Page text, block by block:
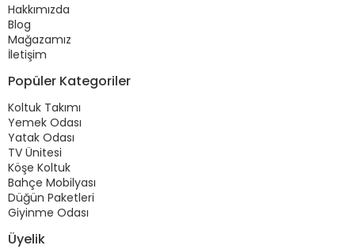
Hakkımızda
Blog
Mağazamız
İletişim
Popüler Kategoriler
Koltuk Takımı
Yemek Odası
Yatak Odası
TV Ünitesi
Köşe Koltuk
Bahçe Mobilyası
Düğün Paketleri
Giyinme Odası
Üyelik